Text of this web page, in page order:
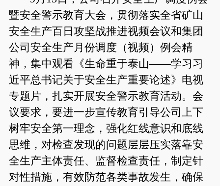
暨安全警示教育大会，贯彻落实全省矿山
安全生产百日攻坚战推进视频会议和集团
公司安全生产月份调度（视频）例会精
神，集中观看《生命重于泰山——学习习
近平总书记关于安全生产重要论述》电视
专题片，扎实开展安全警示教育活动。会
议要求，要进一步宣传教育引导公司上下
树牢安全第一理念，强化红线意识和底线
思维，对检查发现的问题层层压实落靠安
全生产主体责任、监督检查责任，制定针
对性措施，有效防范各类事故发生，确保